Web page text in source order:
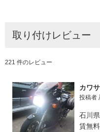
取り付けレビュー
221 件のレビュー
カワ
投稿者
石川
賃無